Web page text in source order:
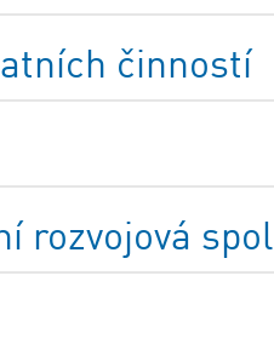
činností
rozvojová